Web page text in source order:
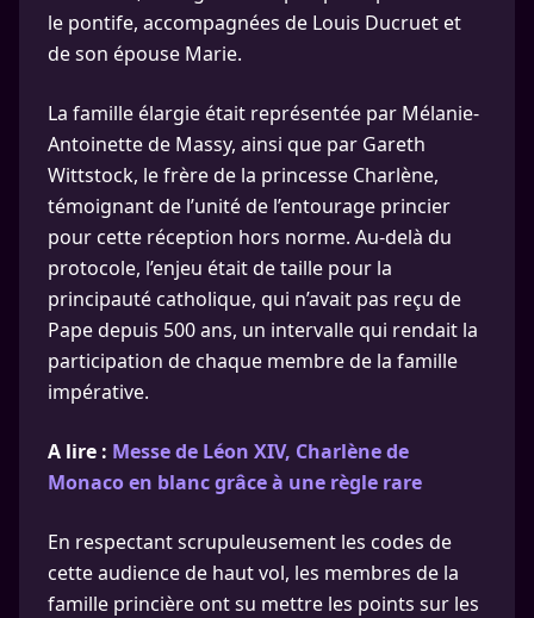
le pontife, accompagnées de Louis Ducruet et
de son épouse Marie.
La famille élargie était représentée par Mélanie-
Antoinette de Massy, ainsi que par Gareth
Wittstock, le frère de la princesse Charlène,
témoignant de l’unité de l’entourage princier
pour cette réception hors norme. Au-delà du
protocole, l’enjeu était de taille pour la
principauté catholique, qui n’avait pas reçu de
Pape depuis 500 ans, un intervalle qui rendait la
participation de chaque membre de la famille
impérative.
A lire : Messe de Léon XIV, Charlène de
Monaco en blanc grâce à une règle rare
En respectant scrupuleusement les codes de
cette audience de haut vol, les membres de la
famille princière ont su mettre les points sur les